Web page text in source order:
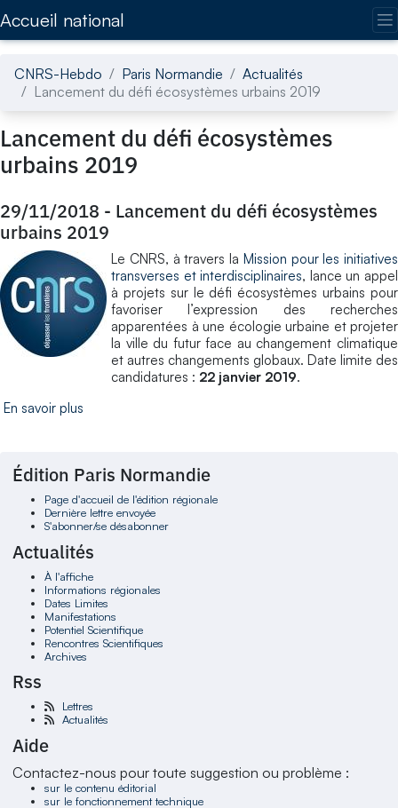
Accueil national
CNRS-Hebdo Paris Normandie
Actualités
Lancement du défi écosystèmes urbains 2019
Lancement du défi écosystèmes
urbains 2019
29/11/2018 - Lancement du défi écosystèmes
urbains 2019
Le CNRS, à travers la Mission pour les initiatives
transverses et interdisciplinaires, lance un appel
à projets sur le défi écosystèmes urbains pour
favoriser l’expression des recherches
apparentées à une écologie urbaine et projeter
la ville du futur face au changement climatique
et autres changements globaux. Date limite des
candidatures : 22 janvier 2019.
En savoir plus
Édition Paris Normandie
Page d'accueil de l'édition régionale
Dernière lettre envoyée
S'abonner/se désabonner
Actualités
À l'affiche
Informations régionales
Dates Limites
Manifestations
Potentiel Scientifique
Rencontres Scientifiques
Archives
Rss
Lettres
Actualités
Aide
Contactez-nous pour toute suggestion ou problème :
sur le contenu éditorial
sur le fonctionnement technique